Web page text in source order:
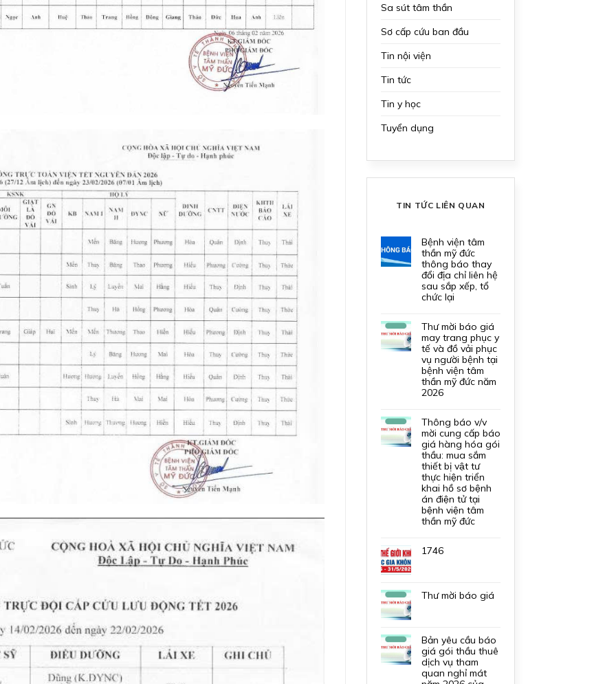
Sa sút tâm thần
Sơ cấp cứu ban đầu
Tin nội viện
Tin tức
Tin y học
Tuyển dụng
TIN TỨC LIÊN QUAN
bệnh viện tâm
thần mỹ đức
thông báo thay
đổi địa chỉ liên hệ
sau sắp xếp, tổ
chức lại
thư mời báo giá
may trang phục y
tế và đồ vải phục
vụ người bệnh tại
bệnh viện tâm
thần mỹ đức năm
2026
thông báo v/v
mời cung cấp báo
giá hàng hóa gói
thầu: mua sắm
thiết bị vật tư
thực hiện triển
khai hồ sơ bệnh
án điện tử tại
bệnh viện tâm
thần mỹ đức
1746
thư mời báo giá
bản yêu cầu báo
giá gói thầu thuê
dịch vụ tham
quan nghỉ mát